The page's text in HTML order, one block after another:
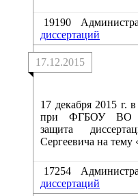
19190
диссертаций
17.12.2015
17 декабря 2015 г.
при ФГБОУ ВО
защита
Сергеевича на тему
17254
диссертаций